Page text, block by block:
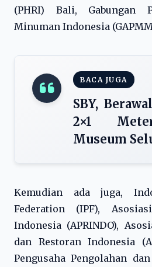
(PHRI) Bali, Gabungan
Minuman Indonesia
BACA JUGA
SBY,
2×1
Museum
Kemudian ada juga,
Federation (IPF),
Indonesia (APRINDO),
dan Restoran Indonesia
Pengusaha Pengolahan